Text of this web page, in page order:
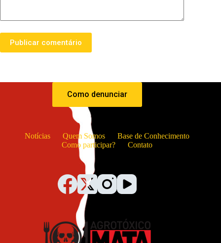
Publicar comentário
Como denunciar
Notícias Quem Somos
Base de Conhecimento
Como participar?
Contato